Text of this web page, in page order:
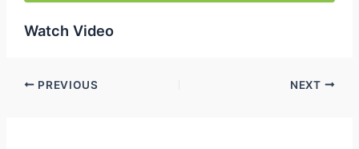
Watch Video
Post
PREVIOUS NEXT